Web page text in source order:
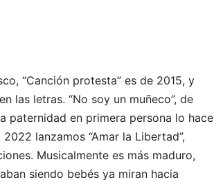
“Canción protesta” es de 2015, y
las letras. “No soy un muñeco”, de
paternidad en primera persona lo hace
lanzamos “Amar la Libertad”,
Musicalmente es más maduro,
siendo bebés ya miran hacia